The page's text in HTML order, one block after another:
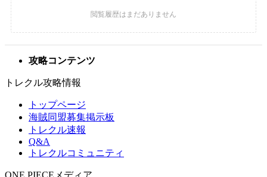
攻略コンテンツ
トレクル攻略情報
トップページ
海賊同盟募集掲示板
トレクル速報
Q&A
トレクルコミュニティ
ONE PIECEメディア